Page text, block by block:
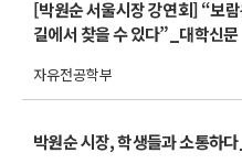
[박원순 서울시장 강연회] “보
길에서 찾을 수 있다”_대학신문
자유전공학부
박원순 시장, 학생들과 소통하